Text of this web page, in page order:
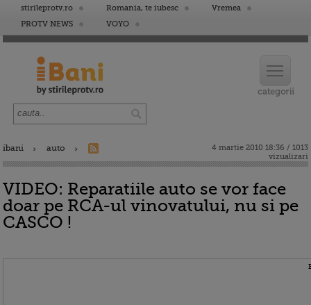
stirileprotv.ro Romania, te iubesc
Vremea
PROTV NEWS
VOYO
ibani auto
4 martie 2010 18:36 / 1013
vizualizari
VIDEO: Reparatiile auto se vor face
doar pe RCA-ul vinovatului, nu si pe
CASCO !